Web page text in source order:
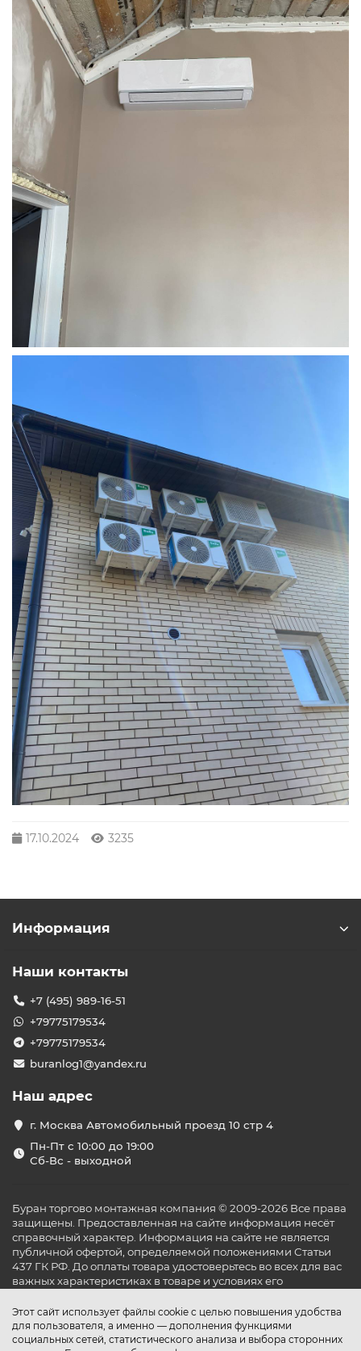
17.10.2024 3235
Этот сайт использует файлы cookie с целью повышения удобства
для пользователя, а именно — дополнения функциями
социальных сетей, статистического анализа и выбора сторонних
Информация
Наши контакты
+7 (495) 989-16-51
+79775179534
+79775179534
buranlog1@yandex.ru
Наш адрес
г. Москва Автомобильный проезд 10 стр 4
Пн-Пт с 10:00 до 19:00
Сб-Вс - выходной
Буран торгово монтажная компания © 2009-2026 Все права
защищены. Предоставленная на сайте информация несёт
справочный характер. Информация на сайте не является
публичной офертой, определяемой положениями Статьи
437 ГК РФ. До оплаты товара удостоверьтесь во всех для вас
важных характеристиках в товаре и условиях его